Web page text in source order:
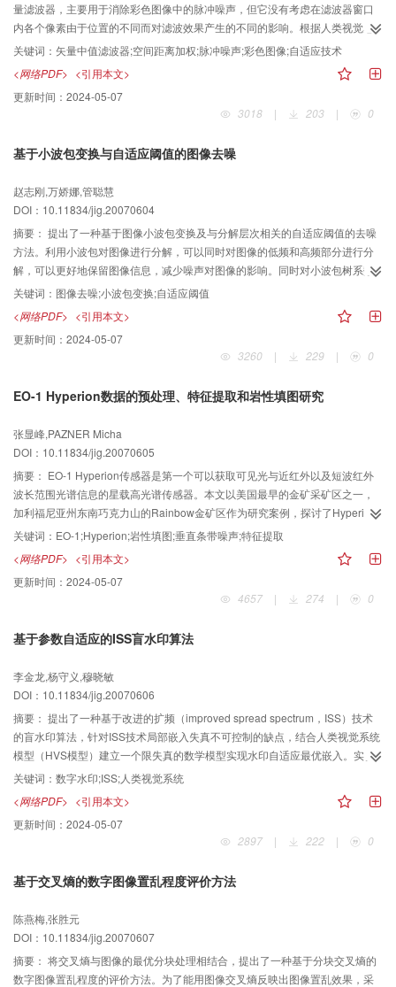
量滤波器，主要用于消除彩色图像中的脉冲噪声，但它没有考虑在滤波器窗口
内各个像素由于位置的不同而对滤波效果产生的不同的影响。根据人类视觉感
知，在一个滤波器窗口中，即使二个像素具有相同的颜色值，其中离中心像素
较近的像素应当对中心像素影响较大，而距离较远的像素对中心像素影响较
小。基于此，试图将空间距离对滤波效果的影响量化，提出了一个基于心理距
离的加权公式，并结合传统的矢量中值滤波器VMF，构造出了一种新的基于空
间距离加权的自适应矢量中值滤波器。实验表明，新的矢量中值滤波器，在抑
本的典型矢量滤波器。
关键词： 矢量中值滤波器;空间距离加权;脉冲噪声;彩色图像;自适应技术
<网络PDF> <引用本文>
更新时间： 2024-05-07
3018
| 203 | 0
基于小波包变换与自适应阈值的图像去噪
赵志刚,万娇娜,管聪慧
DOI：10.11834/jig.20070604
摘要： 提出了一种基于图像小波包变换及与分解层次相关的自适应阈值的去噪
方法。利用小波包对图像进行分解，可以同时对图像的低频和高频部分进行分
解，可以更好地保留图像信息，减少噪声对图像的影响。同时对小波包树系数
用自适应阈值进行软阈值处理，可以很好地保留边缘等图像信息，这一方法比
采用常用的阈值明显提高了去噪图像的信噪比。通过对加噪图像的实验可以看
出，本文方法不仅可以有效地去除加性高斯白噪声，而且很好地保留原图信
息，对进一步图像处理有所帮助。
关键词： 图像去噪;小波包变换;自适应阈值
<网络PDF> <引用本文>
更新时间： 2024-05-07
3260
| 229 | 0
EO-1 Hyperion数据的预处理、特征提取和岩性填图研究
张显峰,PAZNER Micha
DOI：10.11834/jig.20070605
摘要： EO-1 Hyperion传感器是第一个可以获取可见光与近红外以及短波红外
波长范围光谱信息的星载高光谱传感器。本文以美国最早的金矿采矿区之一，
加利福尼亚州东南巧克力山的Rainbow金矿区作为研究案例，探讨了Hyperion
数据的预处理方法，专题信息提取与填图，评估了Hyperion高光谱数据在识别
与金矿有关的岩性类型的应用价值。结果表明，本文所提出的Hyperion数据预
处理方法是有效的，MNF方法能有效用于Hyperion数据维数的降低和数据冗余
的去除以及分类特征的提取。最大似然分类器能够有效地从Hyperion高光谱数
据中提取与金矿相关的重要岩体信息，所得到的岩性单元与地质图上对应的岩
高光谱数据能够很好识别有细微光谱差别的岩性，因而在地质学研究与找矿领
关键词： EO-1;Hyperion;岩性填图;垂直条带噪声;特征提取
<网络PDF> <引用本文>
更新时间： 2024-05-07
4657
| 274 | 0
基于参数自适应的ISS盲水印算法
李金龙,杨守义,穆晓敏
DOI：10.11834/jig.20070606
摘要： 提出了一种基于改进的扩频（improved spread spectrum，ISS）技术
的盲水印算法，针对ISS技术局部嵌入失真不可控制的缺点，结合人类视觉系统
模型（HVS模型）建立一个限失真的数学模型实现水印自适应最优嵌入。实验
结果表明，提出的算法克服了ISS算法中局部失真大的问题，并且有比ISS算法
更好的鲁棒性。水印图像在JPEG压缩、各种噪声、常见滤波的攻击下能够提取
出水印信息，表现较强的鲁棒性。
关键词： 数字水印;ISS;人类视觉系统
<网络PDF> <引用本文>
更新时间： 2024-05-07
2897
| 222 | 0
基于交叉熵的数字图像置乱程度评价方法
陈燕梅,张胜元
DOI：10.11834/jig.20070607
摘要： 将交叉熵与图像的最优分块处理相结合，提出了一种基于分块交叉熵的
数字图像置乱程度的评价方法。为了能用图像交叉熵反映出图像置乱效果，采